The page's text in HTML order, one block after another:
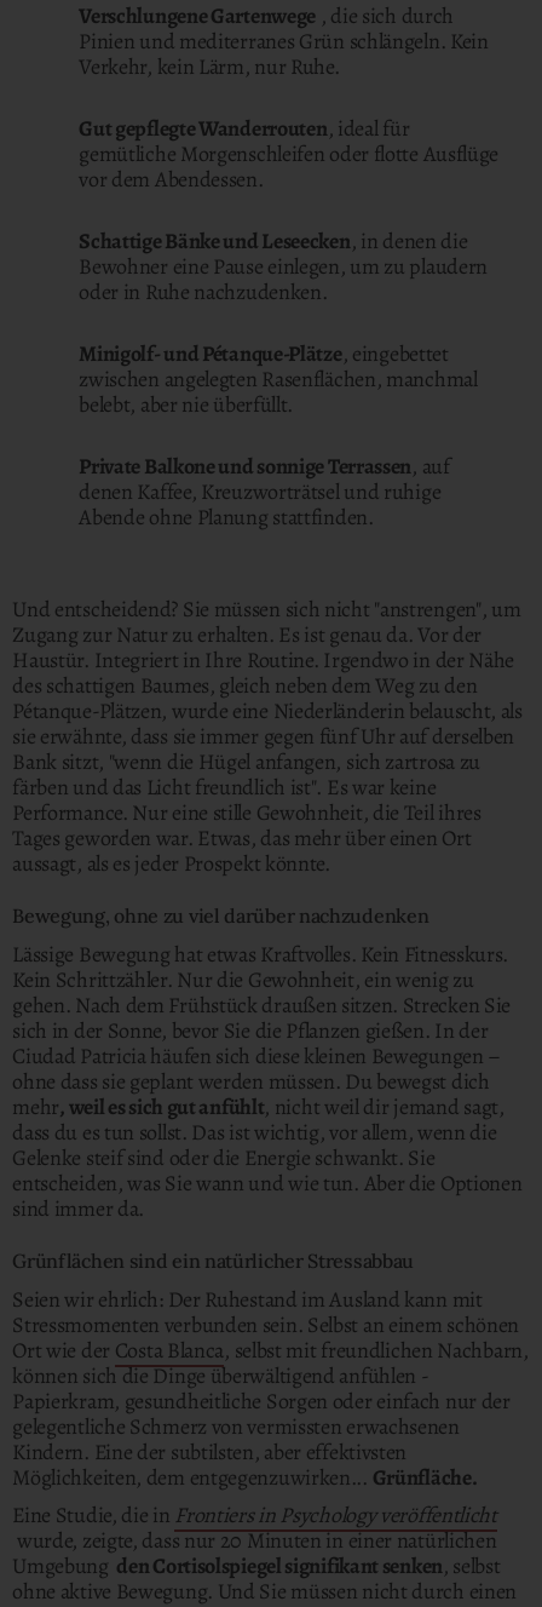
Verschlungene Gartenwege , die sich durch
Pinien und mediterranes Grün schlängeln. Kein
Verkehr, kein Lärm, nur Ruhe.
Gut gepflegte Wanderrouten, ideal für
gemütliche Morgenschleifen oder flotte Ausflüge
vor dem Abendessen.
Schattige Bänke und Leseecken, in denen die
Bewohner eine Pause einlegen, um zu plaudern
oder in Ruhe nachzudenken.
Minigolf- und Pétanque-Plätze, eingebettet
zwischen angelegten Rasenflächen, manchmal
belebt, aber nie überfüllt.
Private Balkone und sonnige Terrassen, auf
denen Kaffee, Kreuzworträtsel und ruhige
Abende ohne Planung stattfinden.
Und entscheidend? Sie müssen sich nicht "anstrengen", um
Zugang zur Natur zu erhalten. Es ist genau da. Vor der
Haustür. Integriert in Ihre Routine. Irgendwo in der Nähe
des schattigen Baumes, gleich neben dem Weg zu den
Pétanque-Plätzen, wurde eine Niederländerin belauscht, als
sie erwähnte, dass sie immer gegen fünf Uhr auf derselben
Bank sitzt, "wenn die Hügel anfangen, sich zartrosa zu
färben und das Licht freundlich ist". Es war keine
Performance. Nur eine stille Gewohnheit, die Teil ihres
Tages geworden war. Etwas, das mehr über einen Ort
aussagt, als es jeder Prospekt könnte.
Bewegung, ohne zu viel darüber nachzudenken
Lässige Bewegung hat etwas Kraftvolles. Kein Fitnesskurs.
Kein Schrittzähler. Nur die Gewohnheit, ein wenig zu
gehen. Nach dem Frühstück draußen sitzen. Strecken Sie
sich in der Sonne, bevor Sie die Pflanzen gießen. In der
Ciudad Patricia häufen sich diese kleinen Bewegungen –
ohne dass sie geplant werden müssen. Du bewegst dich
mehr, weil es sich gut anfühlt, nicht weil dir jemand sagt,
dass du es tun sollst. Das ist wichtig, vor allem, wenn die
Gelenke steif sind oder die Energie schwankt. Sie
entscheiden, was Sie wann und wie tun. Aber die Optionen
sind immer da.
Grünflächen sind ein natürlicher Stressabbau
Seien wir ehrlich: Der Ruhestand im Ausland kann mit
Stressmomenten verbunden sein. Selbst an einem schönen
Ort wie der Costa Blanca, selbst mit freundlichen Nachbarn,
können sich die Dinge überwältigend anfühlen -
Papierkram, gesundheitliche Sorgen oder einfach nur der
gelegentliche Schmerz von vermissten erwachsenen
Kindern. Eine der subtilsten, aber effektivsten
Möglichkeiten, dem entgegenzuwirken... Grünfläche.
Eine Studie, die in Frontiers in Psychology veröffentlicht
wurde, zeigte, dass nur 20 Minuten in einer natürlichen
Umgebung den Cortisolspiegel signifikant senken, selbst
ohne aktive Bewegung. Und Sie müssen nicht durch einen